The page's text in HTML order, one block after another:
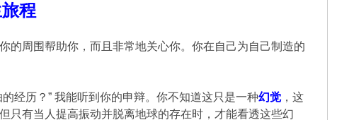
程
的周围帮助你，而且非常地关心你。你在自己为自己制造的
经历？” 我能听到你的申辩。你不知道这只是一种幻觉，这
只有当人提高振动并脱离地球的存在时，才能看透这些幻